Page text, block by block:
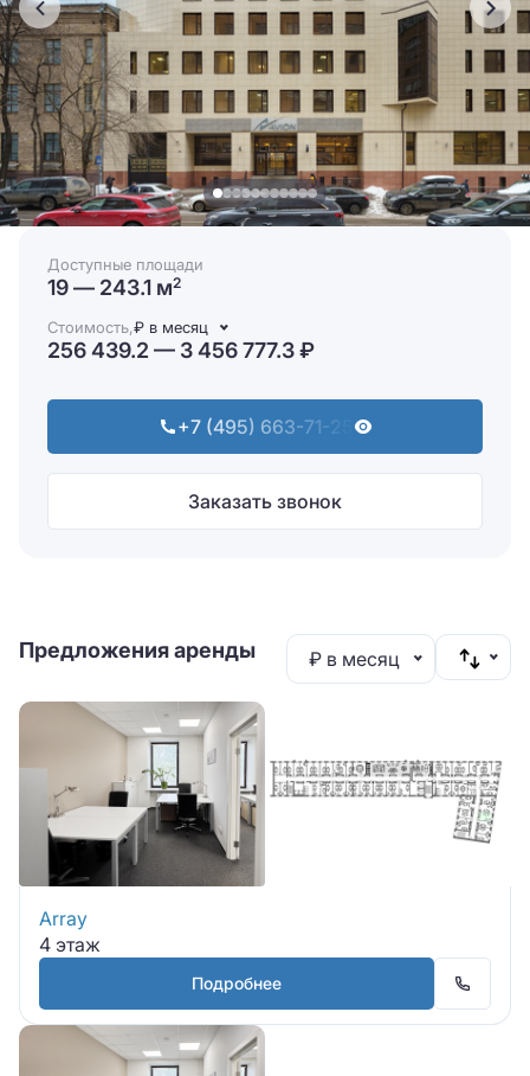
Доступные площади
19 — 243.1 м2
Стоимость,₽ в месяц
256 439.2 — 3 456 777.3 ₽
+7 (495) 663-71-25
Заказать звонок
Предложения аренды ₽ в месяц
Array
4 этаж
Подробнее